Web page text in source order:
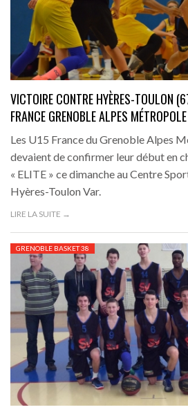
VICTOIRE CONTRE HYÈRES-TOULON
FRANCE GRENOBLE ALPES
Les U15 France du Grenoble Alpes
devaient de confirmer leur début en
« ELITE » ce dimanche au Centre
Hyères-Toulon Var.
LIRE LA SUITE →
GRENOBLE BASKET 38